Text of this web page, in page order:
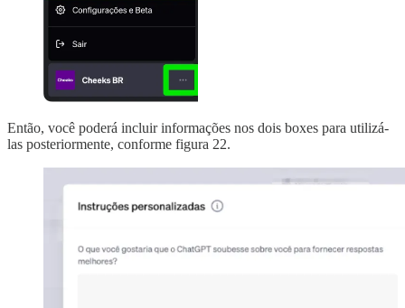
Então, você poderá incluir informações nos dois boxes para utilizá-
las posteriormente, conforme figura 22.